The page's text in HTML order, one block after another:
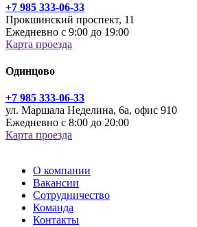
+7 985 333-06-33
Прокшинский проспект, 11
Ежедневно с 9:00 до 19:00
Карта проезда
Одинцово
+7 985 333-06-33
ул. Маршала Неделина, 6а, офис 910
Ежедневно с 8:00 до 20:00
Карта проезда
О компании
Вакансии
Сотрудничество
Команда
Контакты